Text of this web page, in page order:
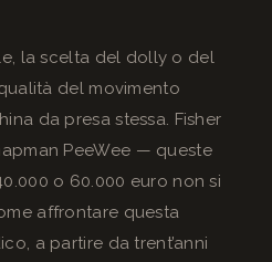
la scelta del dolly o del
del movimento
da presa stessa. Fisher
PeeWee — queste
o 60.000 euro non si
affrontare questa
a partire da trent’anni